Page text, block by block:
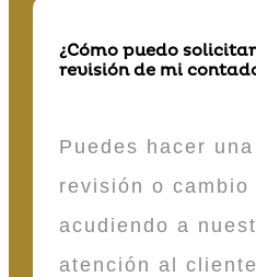
¿Cómo puedo
revisión de mi
Puedes hacer
revisión o
acudiendo a
atención al